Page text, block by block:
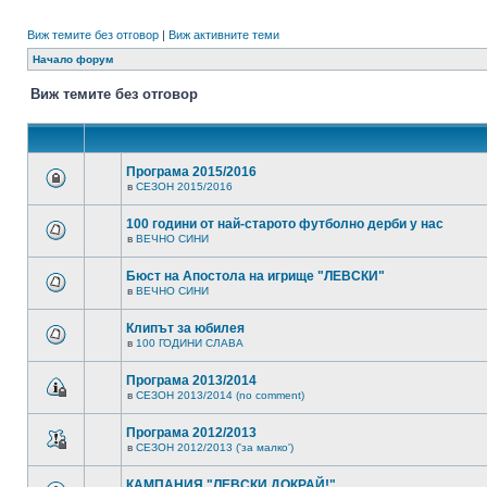
Виж темите без отговор | Виж активните теми
Начало форум
Виж темите без отговор
Програма 2015/2016
в СЕЗОН 2015/2016
100 години от най-старото футболно дерби у нас
в ВЕЧНО СИНИ
Бюст на Апостола на игрище "ЛЕВСКИ"
в ВЕЧНО СИНИ
Клипът за юбилея
в 100 ГОДИНИ СЛАВА
Програма 2013/2014
в СЕЗОН 2013/2014 (no comment)
Програма 2012/2013
в СЕЗОН 2012/2013 ('за малко')